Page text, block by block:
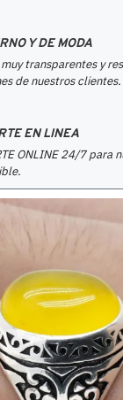
Y DE MODA
muy transparentes y
de nuestros clientes.
EN LINEA
ONLINE 24/7 para